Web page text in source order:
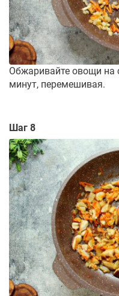
Обжаривайте овощи на
минут, перемешивая.
Шаг 8